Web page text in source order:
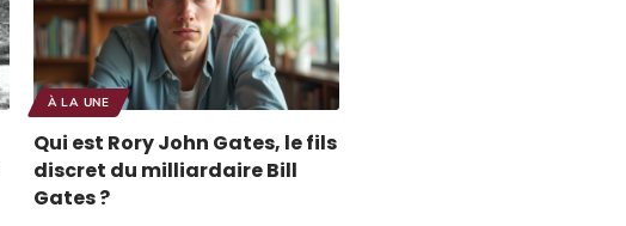
À LA UNE
Qui est Rory John Gates, le fils
discret du milliardaire Bill
Gates ?